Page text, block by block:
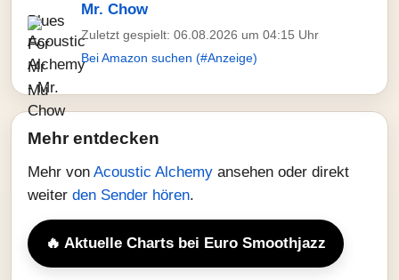
Mr. Chow
Zuletzt gespielt: 06.08.2026 um 04:15 Uhr
Bei Amazon suchen (#Anzeige)
Mehr entdecken
Mehr von Acoustic Alchemy ansehen oder direkt
weiter den Sender hören.
🔥 Aktuelle Charts bei Euro Smoothjazz